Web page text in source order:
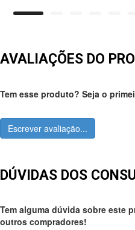
AVALIAÇÕES DO
Tem esse produto? Seja o
Escrever avaliação...
DÚVIDAS DOS
Tem alguma dúvida sobre este
outros compradores!